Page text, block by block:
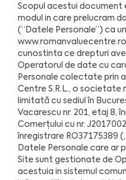
Scopul acestui document
modul in care prelucram
(“Datele Personale”) ca
cunostinta ce drepturi
Operatorul de date cu
Personale colectate prin
Centre S.R.L., o societate
limitată cu sediul în
Vacarescu nr. 201, etaj 8,
Comerțului cu nr.
înregistrare RO37175389
Datele Personale care ar
Site sunt gestionate de
acestuia in sistemul